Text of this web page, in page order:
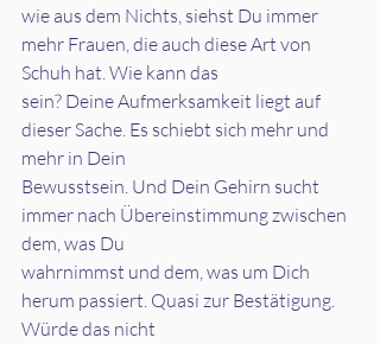
wie aus dem Nichts, siehst Du immer
mehr Frauen, die auch diese Art von
Schuh hat. Wie kann das
sein? Deine Aufmerksamkeit liegt auf
dieser Sache. Es schiebt sich mehr und
mehr in Dein
Bewusstsein. Und Dein Gehirn sucht
immer nach Übereinstimmung zwischen
dem, was Du
wahrnimmst und dem, was um Dich
herum passiert. Quasi zur Bestätigung.
Würde das nicht